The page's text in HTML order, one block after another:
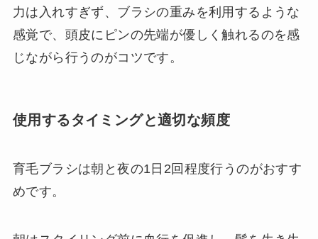
力は入れすぎず、ブラシの重みを利用するような
感覚で、頭皮にピンの先端が優しく触れるのを感
じながら行うのがコツです。
使用するタイミングと適切な頻度
育毛ブラシは朝と夜の1日2回程度行うのがおすす
めです。